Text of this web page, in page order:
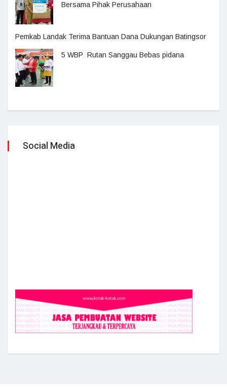
Bersama Pihak Perusahaan
Pemkab Landak Terima Bantuan Dana Dukungan Batingsor
5 WBP Rutan Sanggau Bebas pidana
Social Media